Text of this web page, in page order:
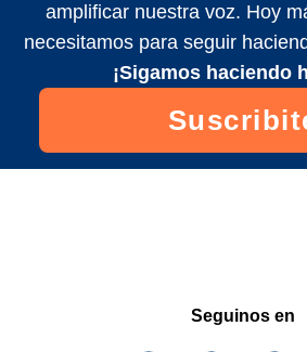
amplificar nuestra voz. Hoy
necesitamos para seguir
¡Sigamos haciendo
Seguinos en